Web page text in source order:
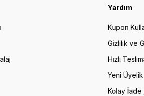
Yardım
Kupon
Gizlilik ve
Hızlı
Yeni Üyelik
Kolay İade